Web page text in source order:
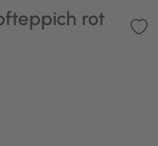
rot